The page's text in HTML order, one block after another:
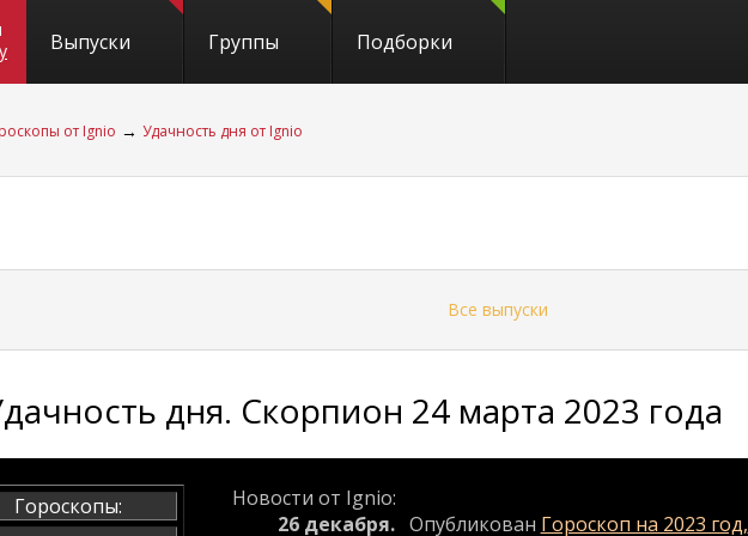
Выпуски Группы Подборки
от Ignio → Удачность дня от Ignio
Все выпуски
дня. Скорпион 24 марта 2023 года
Гороскопы:
Новости от Ignio:
26 декабря.Опубликован Гороскоп на 2023 год,